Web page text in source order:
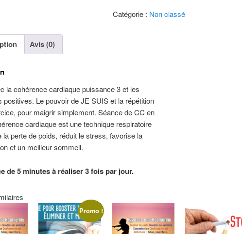
cardiaque
positives
Catégorie : Non classé
Avis (0)
la cohérence cardiaque puissance 3 et les
positives. Le pouvoir de JE SUIS et la répétition
pour maigrir simplement. Séance de CC en
cardiaque est une technique respiratoire
la perte de poids, réduit le stress, favorise la
et un meilleur sommeil.
de 5 minutes à réaliser 3 fois par jour.
Promo !